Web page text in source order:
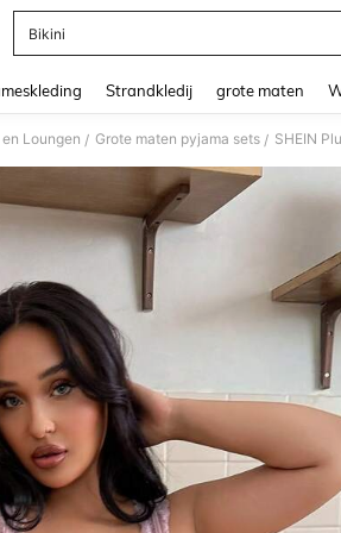
Bikini
Strandkledij grote maten
Loungen / Grote maten pyjama sets / SHEIN